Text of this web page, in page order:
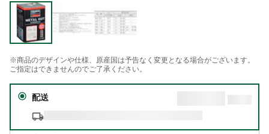
※商品のデザインや仕様、原産国は予告なく変更となる場合がございます。
ご指定はできませんのでご了承ください。
配送